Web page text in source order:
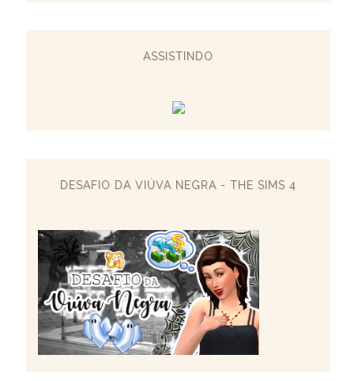
ASSISTINDO
DESAFIO DA VIÚVA NEGRA - THE SIMS 4